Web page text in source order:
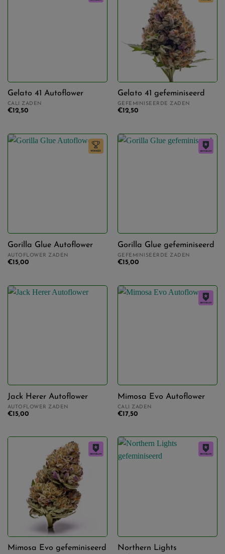
CALI ZADEN
Gelato 41 Autoflower
€12,50
GEFEMINISEERDE ZADEN
Gelato 41 gefeminiseerd
€12,50
AUTOFLOWER ZADEN
Gorilla Glue Autoflower
€15,00
GEFEMINISEERDE ZADEN
Gorilla Glue gefeminiseerd
€15,00
AUTOFLOWER ZADEN
Jack Herer Autoflower
€15,00
CALI ZADEN
Mimosa Evo Autoflower
€17,50
Mimosa Evo gefeminiseerd
Northern Lights